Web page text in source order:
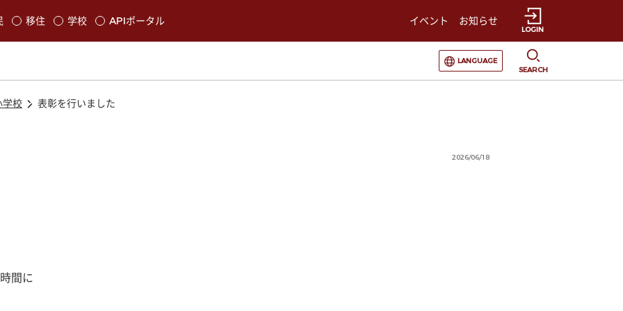
生します
移住 学校 APIポータル イベント お知らせ
LOGIN
選択すると言語の切替が発生します
LANGUAGE
SEARCH
学校 表彰を行いました
2026/06/18
間に